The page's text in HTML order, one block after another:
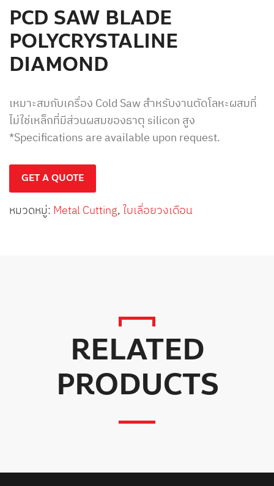
PCD SAW BLADE
POLYCRYSTALINE
DIAMOND
เหมาะสมกับเครื่อง Cold Saw สำหรับงานตัดโลหะผสมที่
ไม่ใช่เหล็กที่มีส่วนผสมของธาตุ silicon สูง
*Specifications are available upon request.
GET A QUOTE
หมวดหมู่: Metal Cutting, ใบเลื่อยวงเดือน
RELATED
PRODUCTS